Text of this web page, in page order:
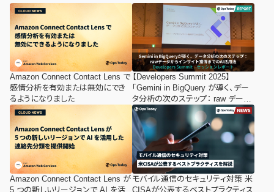
Amazon Connect Contact Lens で
感情分析を有効または無効にでき
るようになりました
【Developers Summit 2025】
「Gemini in BigQuery が導く、デー
タ分析の次のステップ： raw データ
からインサイト獲得までの AI 活用
法」セッションレポート
Amazon Connect Contact Lens が
5 つの新しいリージョンで AI を活
モバイル通信のセキュリティ対策 米
CISAが公表するベストプラクティス